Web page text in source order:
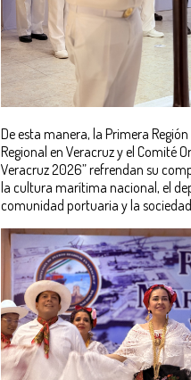
De esta manera, la Primera
Regional en Veracruz y el Comité
Veracruz 2026” refrendan su
la cultura marítima nacional, el
comunidad portuaria y la